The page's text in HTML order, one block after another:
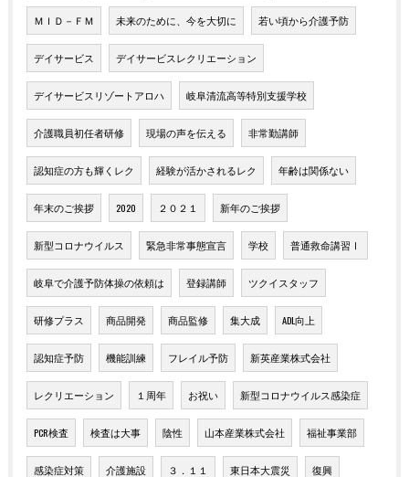
ＭＩＤ－ＦＭ 未来のために、今を大切に 若い頃から介護予防
デイサービス デイサービスレクリエーション
デイサービスリゾートアロハ 岐阜清流高等特別支援学校
介護職員初任者研修 現場の声を伝える 非常勤講師
認知症の方も輝くレク 経験が活かされるレク 年齢は関係ない
年末のご挨拶 2020 ２０２１ 新年のご挨拶
新型コロナウイルス 緊急非常事態宣言 学校 普通救命講習Ⅰ
岐阜で介護予防体操の依頼は 登録講師 ツクイスタッフ
研修プラス 商品開発 商品監修 集大成 ADL向上
認知症予防 機能訓練 フレイル予防 新英産業株式会社
レクリエーション １周年 お祝い 新型コロナウイルス感染症
PCR検査 検査は大事 陰性 山本産業株式会社 福祉事業部
感染症対策 介護施設 ３．１１ 東日本大震災 復興